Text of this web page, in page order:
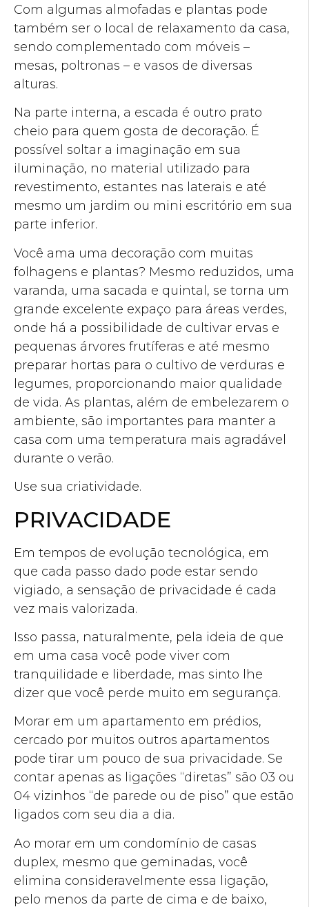
Com algumas almofadas e plantas pode
também ser o local de relaxamento da casa,
sendo complementado com móveis –
mesas, poltronas – e vasos de diversas
alturas.
Na parte interna, a escada é outro prato
cheio para quem gosta de decoração. É
possível soltar a imaginação em sua
iluminação, no material utilizado para
revestimento, estantes nas laterais e até
mesmo um jardim ou mini escritório em sua
parte inferior.
Você ama uma decoração com muitas
folhagens e plantas? Mesmo reduzidos, uma
varanda, uma sacada e quintal, se torna um
grande excelente expaço para áreas verdes,
onde há a possibilidade de cultivar ervas e
pequenas árvores frutíferas e até mesmo
preparar hortas para o cultivo de verduras e
legumes, proporcionando maior qualidade
de vida. As plantas, além de embelezarem o
ambiente, são importantes para manter a
casa com uma temperatura mais agradável
durante o verão.
Use sua criatividade.
PRIVACIDADE
Em tempos de evolução tecnológica, em
que cada passo dado pode estar sendo
vigiado, a sensação de privacidade é cada
vez mais valorizada.
Isso passa, naturalmente, pela ideia de que
em uma casa você pode viver com
tranquilidade e liberdade, mas sinto lhe
dizer que você perde muito em segurança.
Morar em um apartamento em prédios,
cercado por muitos outros apartamentos
pode tirar um pouco de sua privacidade. Se
contar apenas as ligações “diretas” são 03 ou
04 vizinhos “de parede ou de piso” que estão
ligados com seu dia a dia.
Ao morar em um condomínio de casas
duplex, mesmo que geminadas, você
elimina consideravelmente essa ligação,
pelo menos da parte de cima e de baixo,